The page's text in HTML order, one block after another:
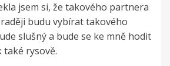
jsem si, že takového partnera
budu vybírat takového
slušný a bude se ke mně hodit
také rysově.